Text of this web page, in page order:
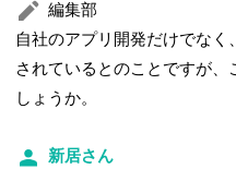
編集部
自社のアプリ開発だけでな
されているとのことですが
しょうか。
新居さん